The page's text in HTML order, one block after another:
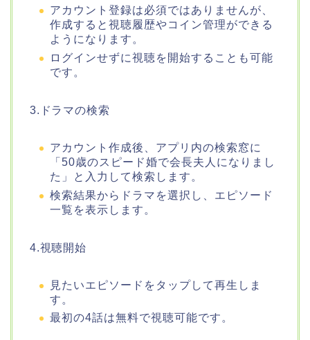
アカウント登録は必須ではありませんが、
作成すると視聴履歴やコイン管理ができる
ようになります。
ログインせずに視聴を開始することも可能
です。
3.ドラマの検索
アカウント作成後、アプリ内の検索窓に
「50歳のスピード婚で会長夫人になりまし
た」と入力して検索します。
検索結果からドラマを選択し、エピソード
一覧を表示します。
4.視聴開始
見たいエピソードをタップして再生しま
す。
最初の4話は無料で視聴可能です。